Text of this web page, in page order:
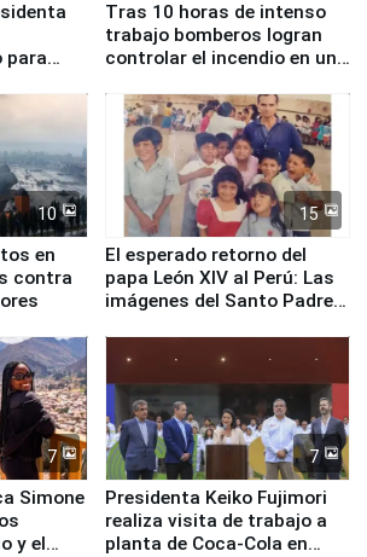
para
Tras 10 horas de intenso
trabajo bomberos logran
controlar el incendio en una
de Chile
10
en
contra
15
El esperado retorno del
papa León XIV al Perú: Las
imágenes del Santo Padre
7
Simone
y el
7
Presidenta Keiko Fujimori
realiza visita de trabajo a
planta de Coca-Cola en